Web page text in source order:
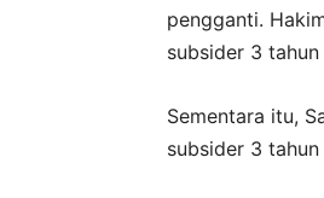
pengganti.
subsider 3 tahun
Sementara itu,
subsider 3 tahun